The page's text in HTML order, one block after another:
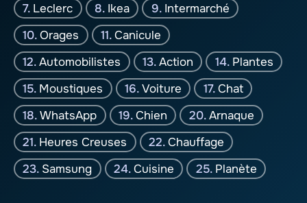
Leclerc
Ikea
Intermarché
Orages
Canicule
Automobilistes
Action
Plantes
Moustiques
Voiture
Chat
WhatsApp
Chien
Arnaque
Heures Creuses
Chauffage
Samsung
Cuisine Planète